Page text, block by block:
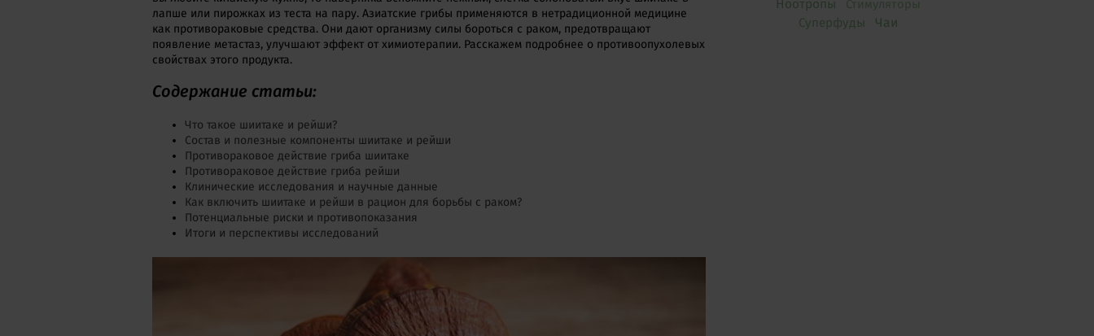
Ноотропы
Стимуляторы
Суперфуды
Чаи
лапше или пирожках из теста на пару. Азиатские грибы применяются в нетрадиционной медицине
как противораковые средства. Они дают организму силы бороться с раком, предотвращают
появление метастаз, улучшают эффект от химиотерапии. Расскажем подробнее о противоопухолевых
свойствах этого продукта.
Содержание статьи:
Что такое шиитаке и рейши?
Состав и полезные компоненты шиитаке и рейши
Противораковое действие гриба шиитаке
Противораковое действие гриба рейши
Клинические исследования и научные данные
Как включить шиитаке и рейши в рацион для борьбы с раком?
Потенциальные риски и противопоказания
Итоги и перспективы исследований